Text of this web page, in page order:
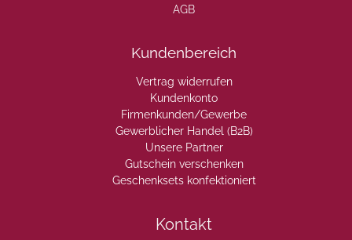
AGB
Kundenbereich
Vertrag widerrufen
Kundenkonto
Firmenkunden/Gewerbe
Gewerblicher Handel (B2B)
Unsere Partner
Gutschein verschenken
Geschenksets konfektioniert
Kontakt